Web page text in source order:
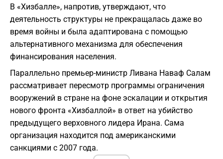
В «Хизбалле», напротив, утверждают, что
деятельность структуры не прекращалась даже во
время войны и была адаптирована с помощью
альтернативного механизма для обеспечения
финансирования населения.
Параллельно премьер-министр Ливана Наваф Салам
рассматривает пересмотр программы ограничения
вооружений в стране на фоне эскалации и открытия
нового фронта «Хизбаллой» в ответ на убийство
предыдущего верховного лидера Ирана. Сама
организация находится под американскими
санкциями с 2007 года.